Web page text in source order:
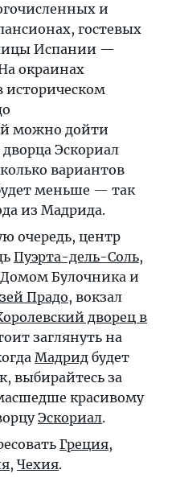
и
гостевых
Испании —
окраинах
историческом
можно дойти
Эскориал
вариантов
меньше — так
из Мадрида.
очередь, центр
Пуэрта-дель-Соль,
Булочника и
Прадо, вокзал
дворец в
заглянуть на
Мадрид будет
выбирайтесь за
красивому
Эскориал.
Греция,
, Чехия.